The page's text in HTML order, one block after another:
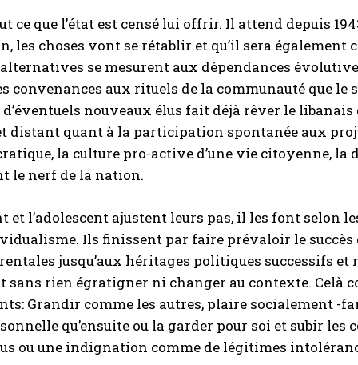
ce que l’état est censé lui offrir. Il attend depuis
les choses vont se rétablir et qu’il sera
se mesurent aux dépendances
convenances aux rituels de la communauté que le
nouveaux élus fait déjà rêver le
distant quant à la participation spontanée aux
la culture pro-active d’une vie citoyenne,
le nerf de la nation.
et l’adolescent ajustent leurs pas, il les font selon
Ils finissent par faire prévaloir le
jusqu’aux héritages politiques successifs
sans rien égratigner ni changer au contexte. Celà
Grandir comme les autres, plaire socialement -
qu’ensuite ou la garder pour soi et subir les
ou une indignation comme de légitimes